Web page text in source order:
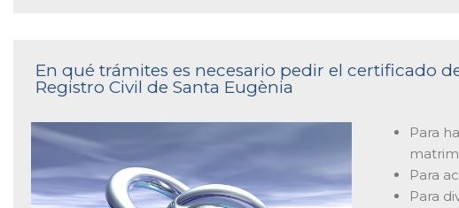
En qué trámites es necesario pedir el certificado
Registro Civil de Santa Eugènia
Para
Para
Para